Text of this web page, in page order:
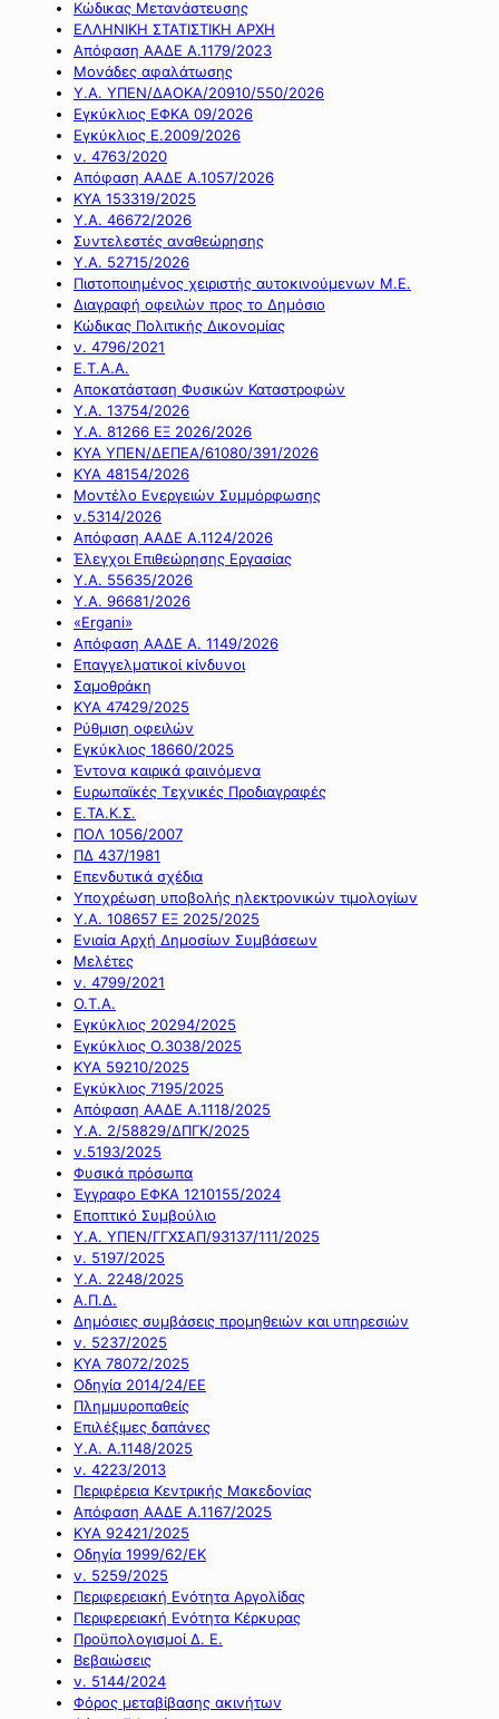
Κώδικας Μετανάστευσης
ΕΛΛΗΝΙΚΗ ΣΤΑΤΙΣΤΙΚΗ ΑΡΧΗ
Απόφαση ΑΑΔΕ Α.1179/2023
Μονάδες αφαλάτωσης
Υ.Α. ΥΠΕΝ/ΔΑΟΚΑ/20910/550/2026
Εγκύκλιος ΕΦΚΑ 09/2026
Εγκύκλιος Ε.2009/2026
ν. 4763/2020
Απόφαση ΑΑΔΕ Α.1057/2026
ΚΥΑ 153319/2025
Υ.Α. 46672/2026
Συντελεστές αναθεώρησης
Υ.Α. 52715/2026
Πιστοποιημένος χειριστής αυτοκινούμενων Μ.Ε.
Διαγραφή οφειλών προς το Δημόσιο
Κώδικας Πολιτικής Δικονομίας
ν. 4796/2021
Ε.Τ.Α.Α.
Αποκατάσταση Φυσικών Καταστροφών
Υ.Α. 13754/2026
Υ.Α. 81266 ΕΞ 2026/2026
ΚΥΑ ΥΠΕΝ/ΔΕΠΕΑ/61080/391/2026
ΚΥΑ 48154/2026
Μοντέλο Ενεργειών Συμμόρφωσης
ν.5314/2026
Απόφαση ΑΑΔΕ Α.1124/2026
Έλεγχοι Επιθεώρησης Εργασίας
Υ.Α. 55635/2026
Υ.Α. 96681/2026
«Ergani»
Απόφαση ΑΑΔΕ Α. 1149/2026
Επαγγελματικοί κίνδυνοι
Σαμοθράκη
ΚΥΑ 47429/2025
Ρύθμιση οφειλών
Εγκύκλιος 18660/2025
Έντονα καιρικά φαινόμενα
Ευρωπαϊκές Τεχνικές Προδιαγραφές
Ε.ΤΑ.Κ.Σ.
ΠΟΛ 1056/2007
ΠΔ 437/1981
Επενδυτικά σχέδια
Υποχρέωση υποβολής ηλεκτρονικών τιμολογίων
Υ.Α. 108657 ΕΞ 2025/2025
Ενιαία Αρχή Δημοσίων Συμβάσεων
Μελέτες
ν. 4799/2021
Ο.Τ.Α.
Εγκύκλιος 20294/2025
Εγκύκλιος Ο.3038/2025
ΚΥΑ 59210/2025
Εγκύκλιος 7195/2025
Απόφαση ΑΑΔΕ Α.1118/2025
Υ.Α. 2/58829/ΔΠΓΚ/2025
ν.5193/2025
Φυσικά πρόσωπα
Έγγραφο ΕΦΚΑ 1210155/2024
Εποπτικό Συμβούλιο
Υ.Α. ΥΠΕΝ/ΓΓΧΣΑΠ/93137/111/2025
ν. 5197/2025
Υ.Α. 2248/2025
Α.Π.Δ.
Δημόσιες συμβάσεις προμηθειών και υπηρεσιών
ν. 5237/2025
ΚΥΑ 78072/2025
Οδηγία 2014/24/ΕΕ
Πλημμυροπαθείς
Επιλέξιμες δαπάνες
Υ.Α. Α.1148/2025
ν. 4223/2013
Περιφέρεια Κεντρικής Μακεδονίας
Απόφαση ΑΑΔΕ Α.1167/2025
ΚΥΑ 92421/2025
Οδηγία 1999/62/ΕΚ
ν. 5259/2025
Περιφερειακή Ενότητα Αργολίδας
Περιφερειακή Ενότητα Κέρκυρας
Προϋπολογισμοί Δ. Ε.
Βεβαιώσεις
ν. 5144/2024
Φόρος μεταβίβασης ακινήτων